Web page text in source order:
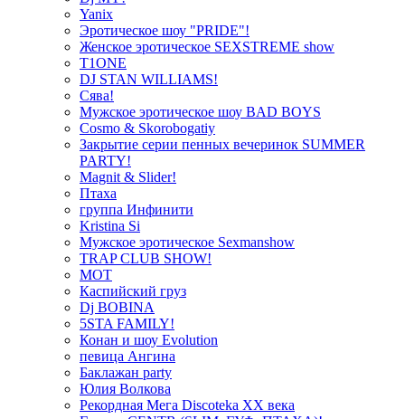
Yanix
Эротическое шоу "PRIDE"!
Женское эротическое SEXSTREME show
T1ONE
DJ STAN WILLIAMS!
Сява!
Мужское эротическое шоу BAD BOYS
Cosmo & Skorobogatiy
Закрытие серии пенных вечеринок SUMMER
PARTY!
Magnit & Slider!
Птаха
группа Инфинити
Kristina Si
Мужское эротическое Sexmanshow
TRAP CLUB SHOW!
МОТ
Каспийский груз
Dj BOBINA
5STA FAMILY!
Конан и шоу Evolution
певица Ангина
Баклажан party
Юлия Волкова
Рекордная Мега Discoteka XX века